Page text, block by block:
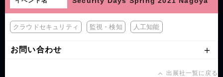
クラウドセキュリティ 監視・検知 人工知能
お問い合わせ
出展社一覧に戻る